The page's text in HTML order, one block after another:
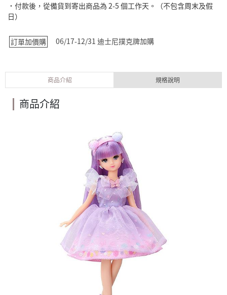
˙付款後，從備貨到寄出商品為 2-5 個工作天。（不包含周末及假
日）
訂單加價購 06/17-12/31 迪士尼撲克牌加購
商品介紹 規格說明
商品介紹